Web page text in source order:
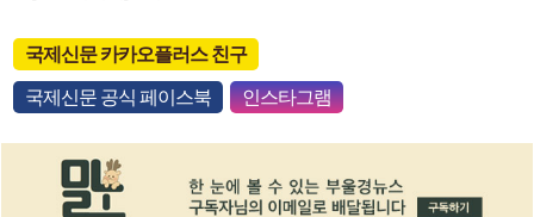
국제신문 카카오플러스 친구
국제신문 공식 페이스북 인스타그램